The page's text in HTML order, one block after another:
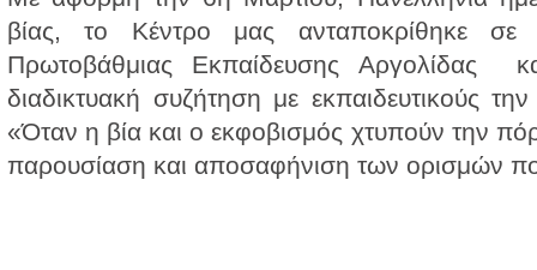
βίας, το Κέντρο μας ανταποκρίθηκε σε
Πρωτοβάθμιας Εκπαίδευσης Αργολίδας
διαδικτυακή συζήτηση με εκπαιδευτικούς
«Όταν η βία και ο εκφοβισμός χτυπούν την
παρουσίαση και αποσαφήνιση των ορισμών